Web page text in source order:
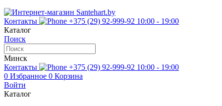
Контакты +375 (29) 92-999-92 10:00 - 19:00
Каталог
Поиск
Минск
Контакты
+375 (29) 92-999-92 10:00 - 19:00
0 Избранное 0 Корзина
Войти
Каталог